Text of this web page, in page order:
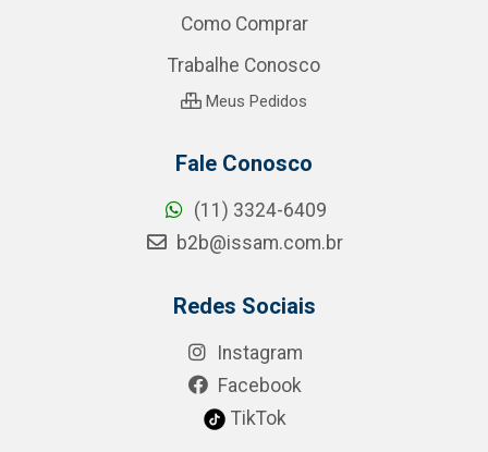
Como Comprar
Trabalhe Conosco
Meus Pedidos
Fale Conosco
(11) 3324-6409
b2b@issam.com.br
Redes Sociais
Instagram
Facebook
TikTok